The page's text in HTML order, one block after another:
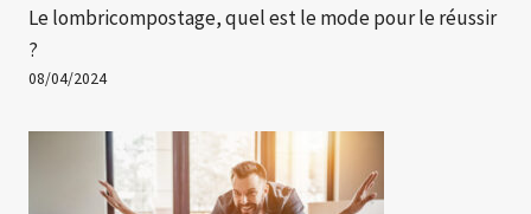
Le lombricompostage, quel est le mode pour le réussir
?
08/04/2024